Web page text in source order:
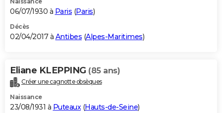
06/07/1930 à Paris (Paris)
Décès
02/04/2017 à Antibes (Alpes-Maritimes)
Eliane KLEPPING (85 ans)
Créer une cagnotte obsèques
Naissance
23/08/1931 à Puteaux(Hauts-de-Seine)